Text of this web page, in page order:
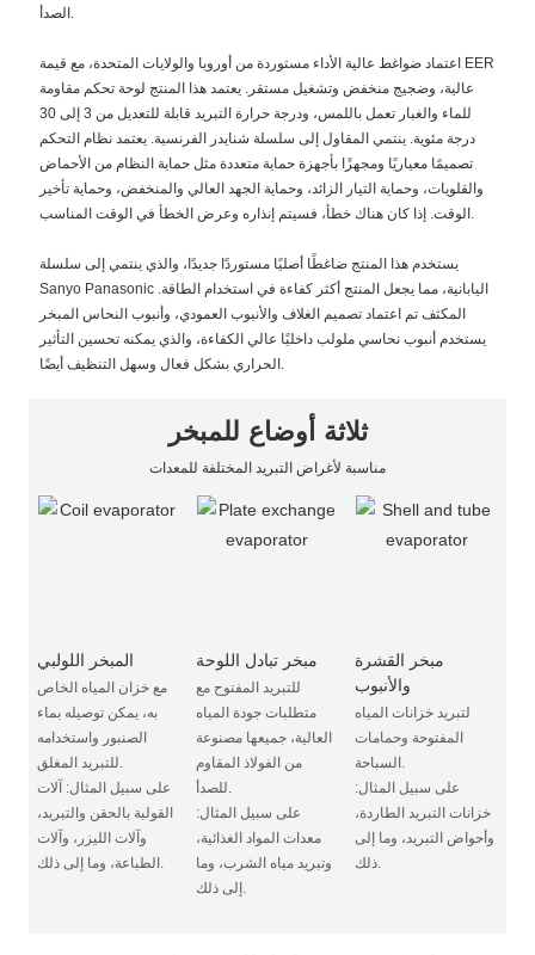
الصدأ.
اعتماد ضواغط عالية الأداء مستوردة من أوروبا والولايات المتحدة، مع قيمة EER
عالية، وضجيج منخفض وتشغيل مستقر. يعتمد هذا المنتج لوحة تحكم مقاومة
للماء والغبار تعمل باللمس، ودرجة حرارة التبريد قابلة للتعديل من 3 إلى 30
درجة مئوية. ينتمي المقاول إلى سلسلة شنايدر الفرنسية. يعتمد نظام التحكم
تصميمًا معياريًا ومجهزًا بأجهزة حماية متعددة مثل حماية النظام من الأحماض
والقلويات، وحماية التيار الزائد، وحماية الجهد العالي والمنخفض، وحماية تأخير
الوقت. إذا كان هناك خطأ، فسيتم إنذاره وعرض الخطأ في الوقت المناسب.
يستخدم هذا المنتج ضاغطًا أصليًا مستوردًا جديدًا، والذي ينتمي إلى سلسلة
Sanyo Panasonic اليابانية، مما يجعل المنتج أكثر كفاءة في استخدام الطاقة.
المكثف تم اعتماد تصميم الغلاف والأنبوب العمودي، وأنبوب النحاس المبخر
يستخدم أنبوب نحاسي ملولب داخليًا عالي الكفاءة، والذي يمكنه تحسين التأثير
الحراري بشكل فعال وسهل التنظيف أيضًا.
ثلاثة أوضاع للمبخر
مناسبة لأغراض التبريد المختلفة للمعدات
المبخر اللولبي
مع خزان المياه الخاص
به، يمكن توصيله بماء
الصنبور واستخدامه
للتبريد المغلق.
على سبيل المثال: آلات
القولبة بالحقن والتبريد،
وآلات الليزر، وآلات
الطباعة، وما إلى ذلك.
مبخر تبادل اللوحة
للتبريد المفتوح مع
متطلبات جودة المياه
العالية، جميعها مصنوعة
من الفولاذ المقاوم
للصدأ.
على سبيل المثال:
معدات المواد الغذائية،
وتبريد مياه الشرب، وما
إلى ذلك.
مبخر القشرة
والأنبوب
لتبريد خزانات المياه
المفتوحة وحمامات
السباحة.
على سبيل المثال:
خزانات التبريد الطاردة،
وأحواض التبريد، وما إلى
ذلك.